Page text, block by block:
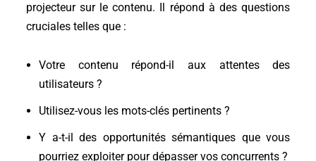
projecteur sur le contenu. Il répond à des questions
cruciales telles que :
Votre contenu répond-il aux attentes des
utilisateurs ?
Utilisez-vous les mots-clés pertinents ?
Y a-t-il des opportunités sémantiques que vous
pourriez exploiter pour dépasser vos concurrents ?